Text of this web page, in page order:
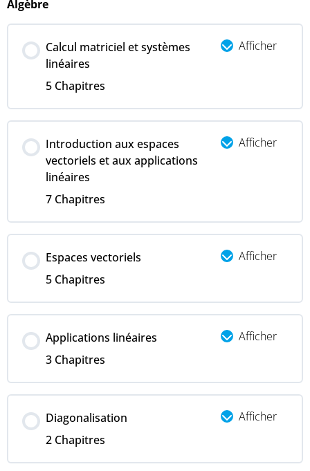
Algèbre
Calcul matriciel et systèmes
linéaires
5 Chapitres
Afficher
Introduction aux espaces
vectoriels et aux applications
linéaires
7 Chapitres
Afficher
Espaces vectoriels
5 Chapitres
Afficher
Applications linéaires
3 Chapitres
Afficher
Diagonalisation
2 Chapitres
Afficher